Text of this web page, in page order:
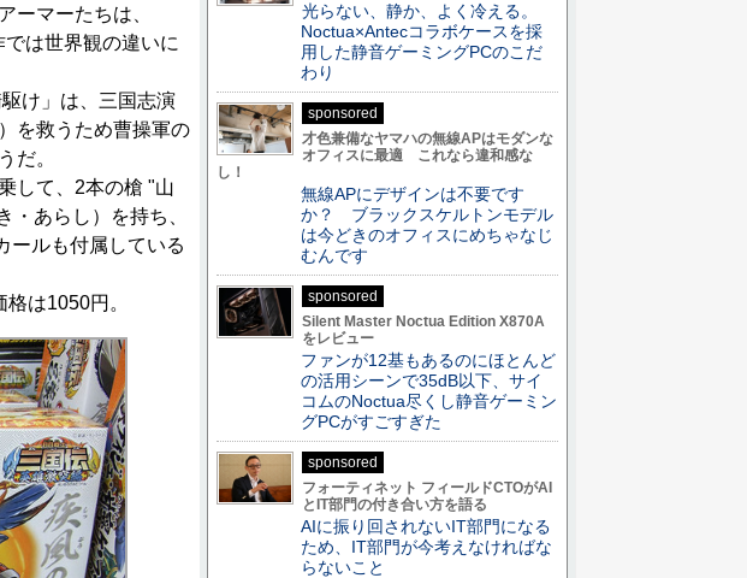
ーマーたちは、
は世界観の違いに
け」は、三国志演
を救うため曹操軍の
だ。
して、2本の槍 "山
・あらし）を持ち、
ールも付属している
は1050円。
光らない、静か、よく冷える。
Noctua×Antecコラボケースを採
用した静音ゲーミングPCのこだ
わり
sponsored
才色兼備なヤマハの無線APはモダンな
オフィスに最適 これなら違和感な
し！
無線APにデザインは不要です
か？ ブラックスケルトンモデル
は今どきのオフィスにめちゃなじ
むんです
sponsored
Silent Master Noctua Edition X870A
をレビュー
ファンが12基もあるのにほとんど
の活用シーンで35dB以下、サイ
コムのNoctua尽くし静音ゲーミン
グPCがすごすぎた
sponsored
フォーティネット フィールドCTOがAI
とIT部門の付き合い方を語る
AIに振り回されないIT部門になる
ため、IT部門が今考えなければな
らないこと